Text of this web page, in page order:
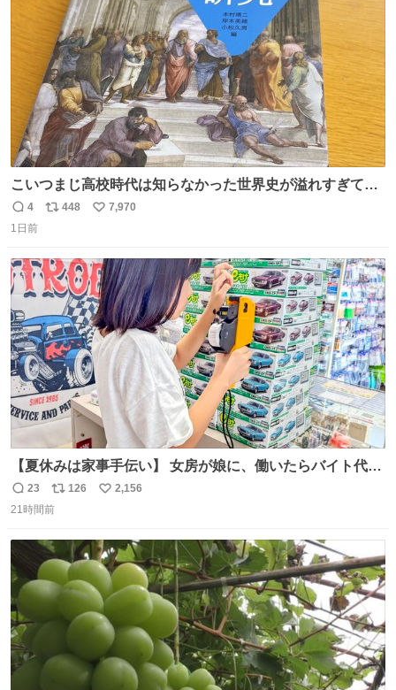
数
こいつまじ高校時代は知らなかった世界史が溢れすぎてて
𝑩𝑰𝑮 𝑳𝑶𝑽𝑬＿＿
返
信
4
リ
ト
数
448
い
数
7,970
1日前
【夏休みは家事手伝い】 女房が娘に、働いたらバイト代も
らえば？と言ったら、娘は、いらない、と言って黙々と働
いてくれました。 あとでソフトクリーム買ってやろうと思
返
信
23
リ
ポ
ト
数
126
い
数
2,156
21時間前